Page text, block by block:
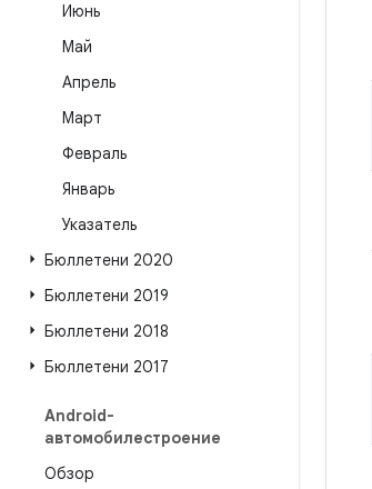
Июнь
Май
Апрель
Март
Февраль
Январь
Указатель
Бюллетени 2020
Бюллетени 2019
Бюллетени 2018
Бюллетени 2017
Android-
автомобилестроение
Обзор